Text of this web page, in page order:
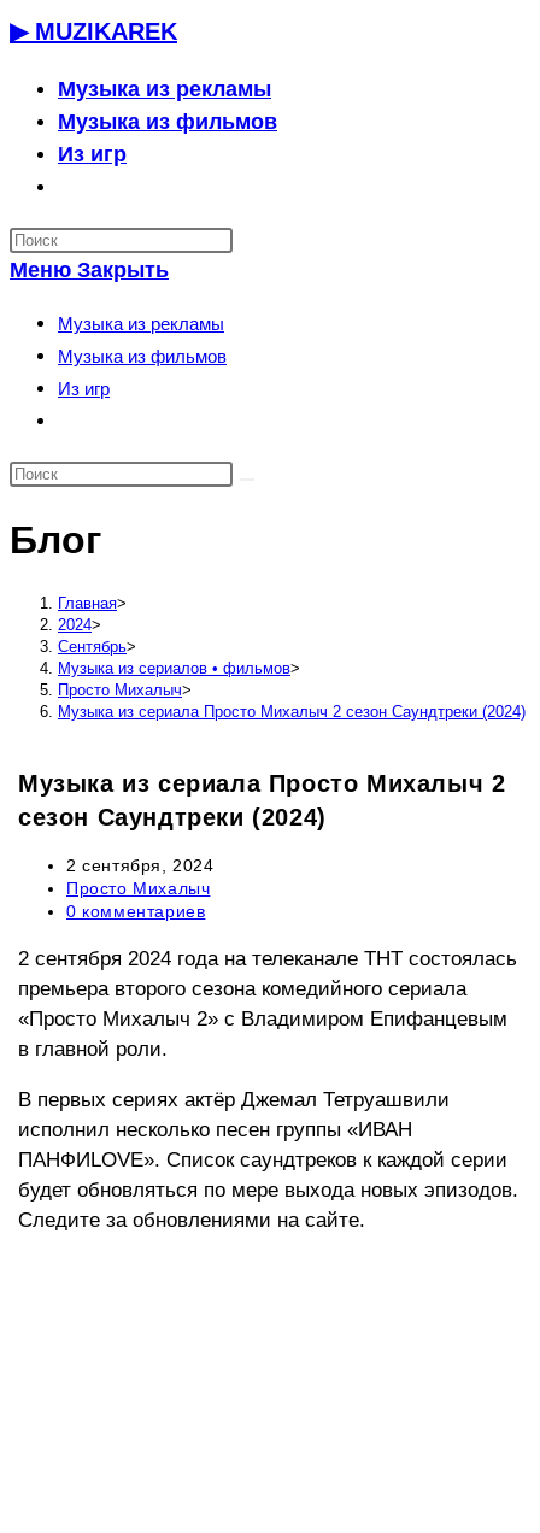
Перейти
содержимому
▶ MUZIKAREK
Музыка из рекламы
Музыка из фильмов
Из игр
по
веб-
сайту
Меню Закрыть
Музыка из рекламы
Музыка из фильмов
Из игр
по
сайту
Блог
Главная>
2024>
Сентябрь>
Музыка из сериалов • фильмов>
Просто Михалыч>
Музыка из сериала Просто Михалыч 2 сезон Саундтреки (2024)
Музыка из сериала Просто Михалыч 2
сезон Саундтреки (2024)
Запись
опубликована:
2 сентября, 2024
Рубрика
записи:
Просто Михалыч
Комментарии
записи:
0 комментариев
2 сентября 2024 года на телеканале ТНТ состоялась
премьера второго сезона комедийного сериала
«Просто Михалыч 2» с Владимиром Епифанцевым
в главной роли.
В первых сериях актёр Джемал Тетруашвили
исполнил несколько песен группы «ИВАН
ПАНФИLOVE». Список саундтреков к каждой серии
будет обновляться по мере выхода новых эпизодов.
Следите за обновлениями на сайте.